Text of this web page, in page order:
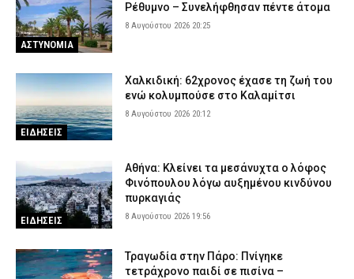
Προήχθη σε Αστυνόμο Α’ η Εκπρόσωπος Τύπου της ΕΛ.ΑΣ.,
Κωνσταντία Δημογλίδου
ΣΩΜΑΤΑ ΑΣΦΑΛΕΙΑΣ
Θρίλερ στον Λυκαβηττό: Εντοπίστηκε σορός κοντά στο
εκκλησάκι των Αγίων Ισιδώρων
ΑΣΤΥΝΟΜΙΑ 8 Αυγούστου 2026 12:46
Θεσσαλονίκη: Συνελήφθη 53χρονος που οδηγούσε μεθυσμένος
ΑΣΤΥΝΟΜΙΑ 8 Αυγούστου 2026 12:33
ΑΣΤΥΝΟΜΙΑ
Ρέθυμνο – Συνελήφθησαν πέντε άτομα
8 Αυγούστου 2026 20:25
ΕΙΔΗΣΕΙΣ
Χαλκιδική: 62χρονος έχασε τη ζωή του
ενώ κολυμπούσε στο Καλαμίτσι
8 Αυγούστου 2026 20:12
ΕΙΔΗΣΕΙΣ
Αθήνα: Κλείνει τα μεσάνυχτα ο λόφος
Φινόπουλου λόγω αυξημένου κινδύνου
πυρκαγιάς
8 Αυγούστου 2026 19:56
Τραγωδία στην Πάρο: Πνίγηκε
τετράχρονο παιδί σε πισίνα –